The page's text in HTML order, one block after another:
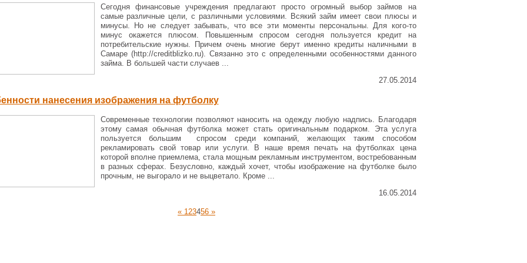
Сегодня финансовые учреждения предлагают просто огромный выбор займов на
самые различные цели, с различными условиями. Всякий займ имеет свои плюсы и
минусы. Но не следует забывать, что все эти моменты персональны. Для кого-то
минус окажется плюсом. Повышенным спросом сегодня пользуется кредит на
потребительские нужны. Причем очень многие берут именно кредиты наличными в
Самаре (http://creditblizko.ru). Связанно это с определенными особенностями данного
займа. В большей части случаев ...
27.05.2014
нанесения изображения на футболку
Современные технологии позволяют наносить на одежду любую надпись. Благодаря
этому самая обычная футболка может стать оригинальным подарком. Эта услуга
пользуется большим спросом среди компаний, желающих таким способом
рекламировать свой товар или услуги. В наше время печать на футболках цена
которой вполне приемлема, стала мощным рекламным инструментом, востребованным
в разных сферах. Безусловно, каждый хочет, чтобы изображение на футболке было
прочным, не выгорало и не выцветало. Кроме ...
16.05.2014
« 123456 »